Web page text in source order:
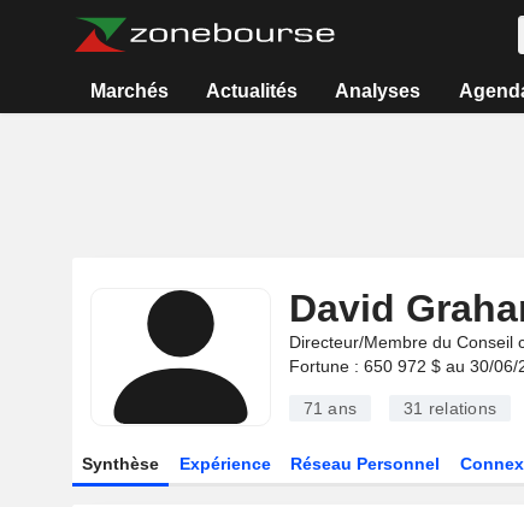
Marchés Actualités Analyses
David
Directeur/Membre du Conseil
Fortune : 650 972 $ au 30/06/
71 ans 31 relations
Synthèse Expérience Réseau Personnel